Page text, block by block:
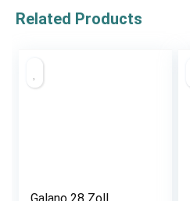
Related Products